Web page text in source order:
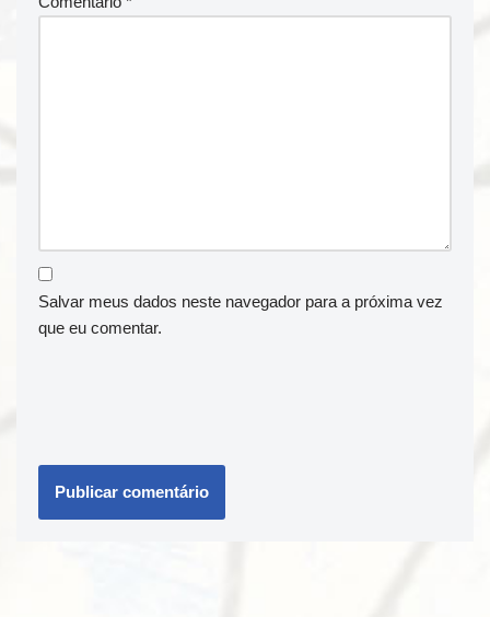
Salvar meus dados neste navegador para a próxima vez
que eu comentar.